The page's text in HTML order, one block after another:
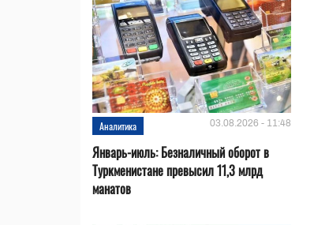
Аналитика 03.08.2026 - 11:48
Январь-июль: Безналичный оборот в
Туркменистане превысил 11,3 млрд
манатов